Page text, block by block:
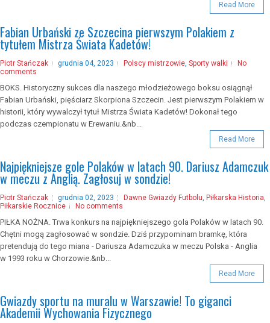
Read More
Fabian Urbański ze Szczecina pierwszym Polakiem z
tytułem Mistrza Świata Kadetów!
Piotr Stańczak grudnia 04, 2023 Polscy mistrzowie, Sporty walki
No
comments
BOKS. Historyczny sukces dla naszego młodzieżowego boksu osiągnął
Fabian Urbański, pięściarz Skorpiona Szczecin. Jest pierwszym Polakiem w
historii, który wywalczył tytuł Mistrza Świata Kadetów! Dokonał tego
podczas czempionatu w Erewaniu.&nb...
Read More
Najpiękniejsze gole Polaków w latach 90. Dariusz Adamczuk
w meczu z Anglią. Zagłosuj w sondzie!
Piotr Stańczak grudnia 02, 2023 Dawne Gwiazdy Futbolu, Piłkarska Historia,
Piłkarskie Rocznice
No comments
PIŁKA NOŻNA. Trwa konkurs na najpiękniejszego gola Polaków w latach 90.
Chętni mogą zagłosować w sondzie. Dziś przypominam bramkę, która
pretendują do tego miana - Dariusza Adamczuka w meczu Polska - Anglia
w 1993 roku w Chorzowie.&nb...
Read More
Gwiazdy sportu na muralu w Warszawie! To giganci
Akademii Wychowania Fizycznego